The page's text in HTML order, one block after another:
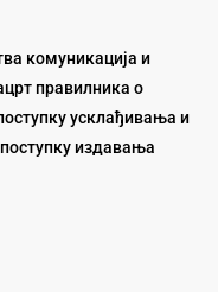
комуникација и
правилника о
усклађивања и
издавања